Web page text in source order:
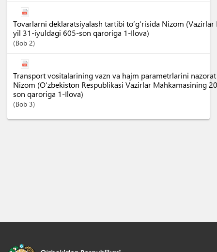
Tovarlarni deklaratsiyalash tartibi to‘g‘risida Nizom
yil 31-iyuldagi 605-son qaroriga 1-Ilova)
Bob 2
Transport vositalarining vazn va hajm parametrlarini
Nizom (O‘zbekiston Respublikasi Vazirlar Mahkamasining
son qaroriga 1-Ilova)
Bob 3